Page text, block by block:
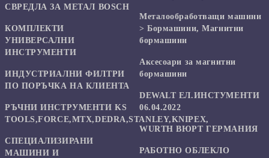
СВРЕДЛА ЗА МЕТАЛ BOSCH
КОМПЛЕКТИ
УНИВЕРСАЛНИ
ИНСТРУМЕНТИ
ИНДУСТРИАЛНИ ФИЛТРИ
ПО ПОРЪЧКА НА КЛИЕНТА
РЪЧНИ ИНСТРУМЕНТИ KS
TOOLS,FORCE,MTX,DEDRA,STANLEY,KNIPEX,
СПЕЦИАЛИЗИРАНИ
МАШИНИ И
Mеталообработващи машини
> Бормашини, Магнитни
бормашини
Аксесоари за магнитни
бормашини
DEWALT ЕЛ.ИНСТУМЕНТИ
06.04.2022
WURTH ВЮРТ ГЕРМАНИЯ
РАБОТНО ОБЛЕКЛО